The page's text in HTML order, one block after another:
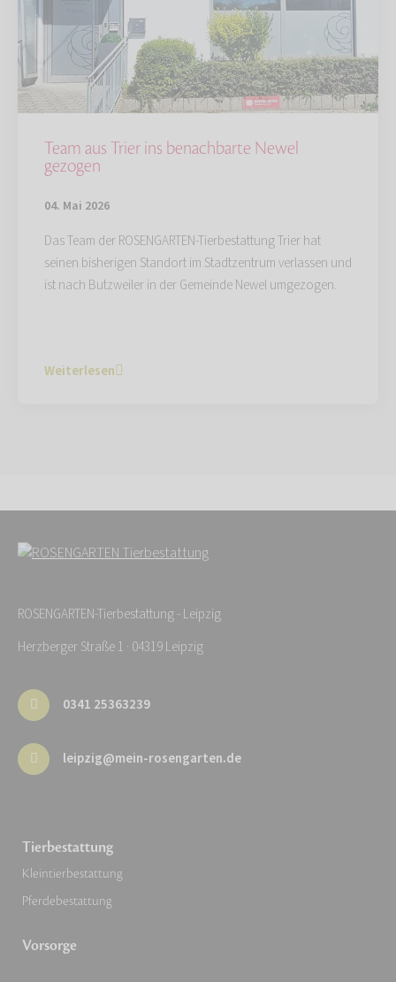
Team aus Trier ins benachbarte Newel
gezogen
04. Mai 2026
Das Team der ROSENGARTEN-Tierbestattung Trier hat
seinen bisherigen Standort im Stadtzentrum verlassen und
ist nach Butzweiler in der Gemeinde Newel umgezogen.
Weiterlesen
ROSENGARTEN-Tierbestattung - Leipzig
Herzberger Straße 1 · 04319 Leipzig
0341 25363239
leipzig@mein-rosengarten.de
Tierbestattung
Kleintierbestattung
Pferdebestattung
Vorsorge